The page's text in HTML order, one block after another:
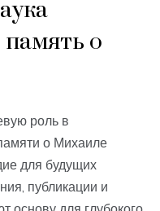
о
роль в
о Михаиле
для будущих
публикации и